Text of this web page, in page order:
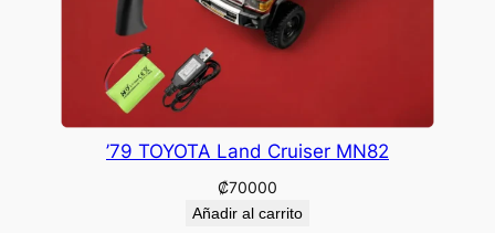
’79 TOYOTA Land Cruiser MN82
₡70000
Añadir al carrito